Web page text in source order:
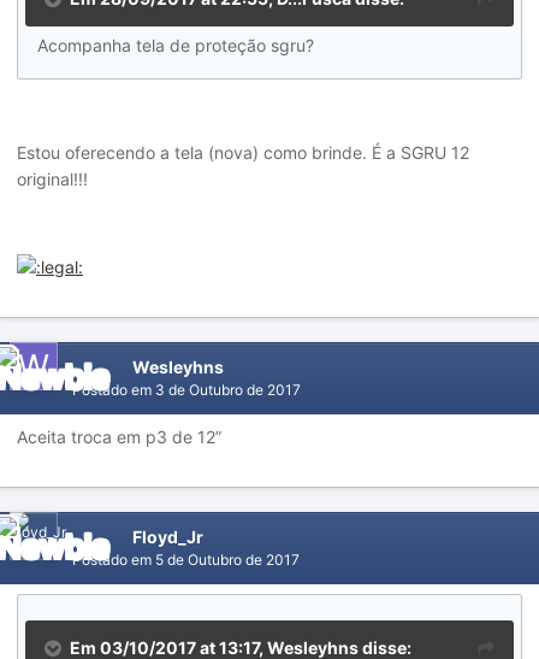
Acompanha tela de proteção sgru?
Estou oferecendo a tela (nova) como brinde. É a SGRU 12
original!!!
Wesleyhns
Postado em 3 de Outubro de 2017
Aceita troca em p3 de 12”
Floyd_Jr
Postado em 5 de Outubro de 2017
Em 03/10/2017 at 13:17, Wesleyhns disse: